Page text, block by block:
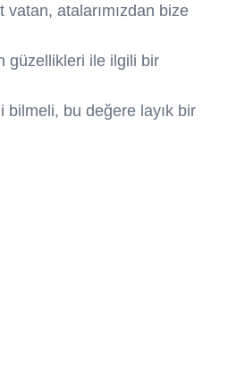
atalarımızdan bize
güzellikleri ile ilgili bir
bilmeli, bu değere layık bir